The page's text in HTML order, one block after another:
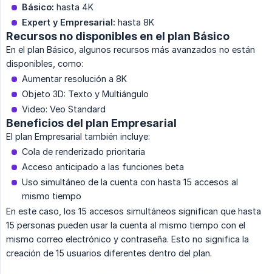
Básico: hasta 4K
Expert y Empresarial: hasta 8K
Recursos no disponibles en el plan Básico
En el plan Básico, algunos recursos más avanzados no están
disponibles, como:
Aumentar resolución a 8K
Objeto 3D: Texto y Multiángulo
Video: Veo Standard
Beneficios del plan Empresarial
El plan Empresarial también incluye:
Cola de renderizado prioritaria
Acceso anticipado a las funciones beta
Uso simultáneo de la cuenta con hasta 15 accesos al
mismo tiempo
En este caso, los 15 accesos simultáneos significan que hasta
15 personas pueden usar la cuenta al mismo tiempo con el
mismo correo electrónico y contraseña. Esto no significa la
creación de 15 usuarios diferentes dentro del plan.